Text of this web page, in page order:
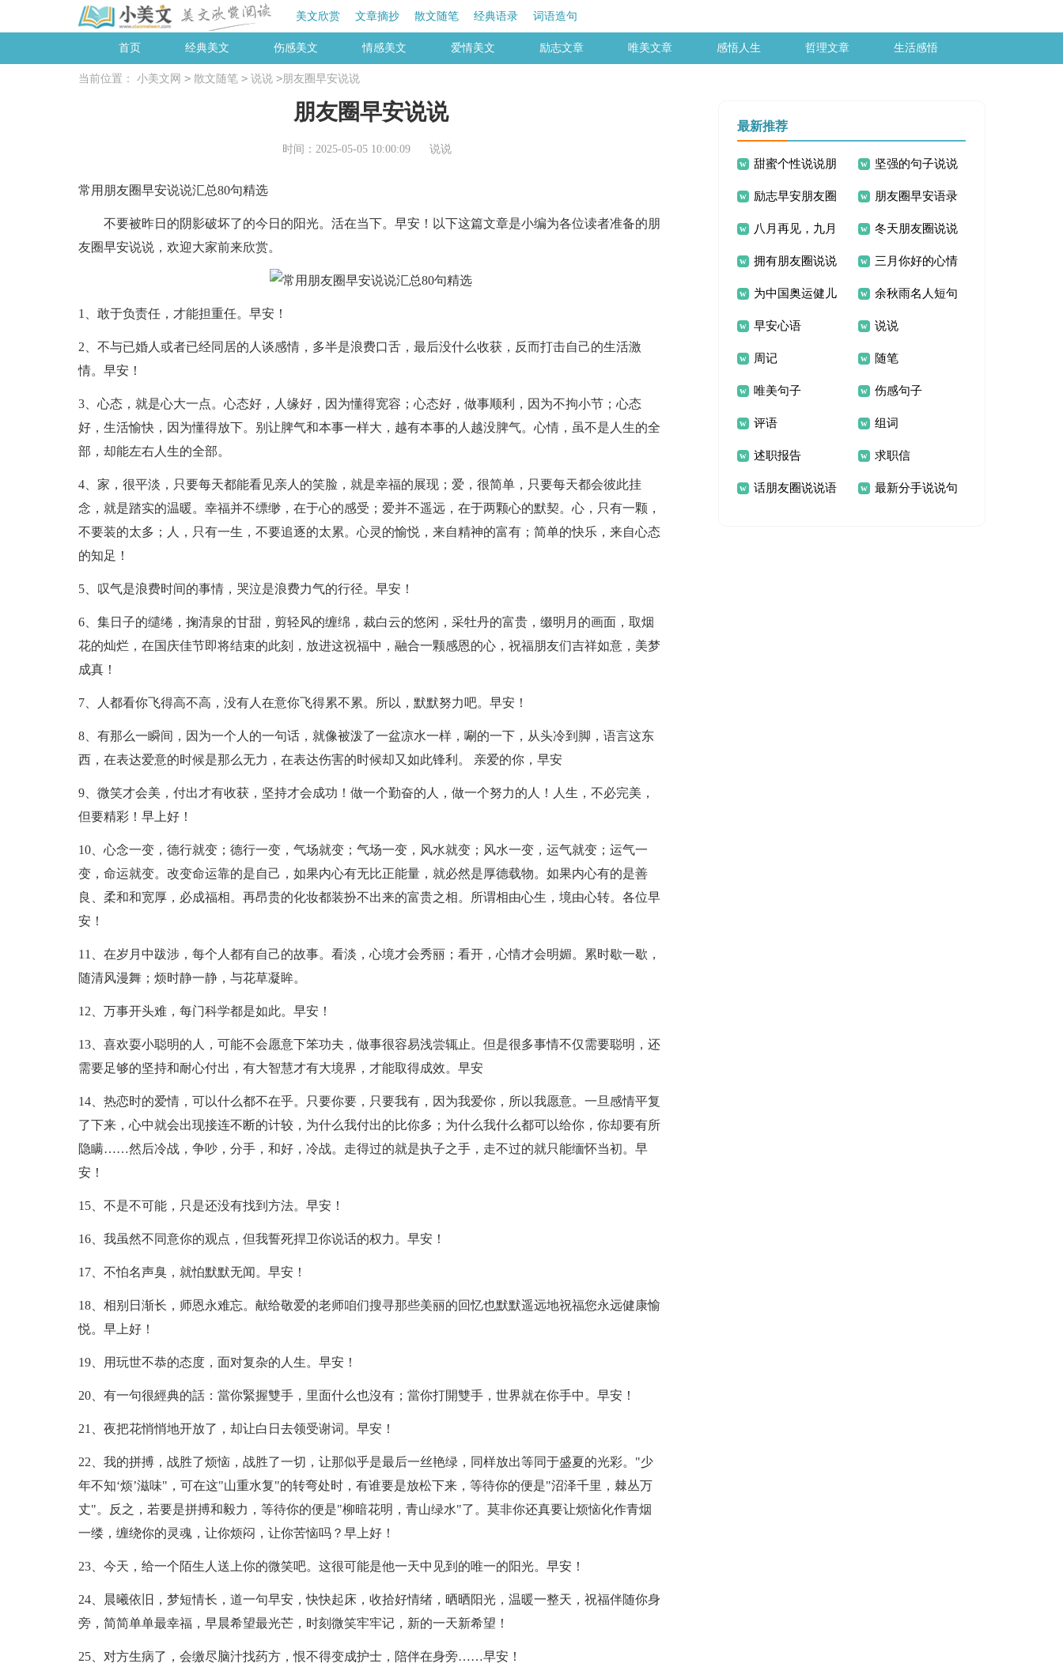
美文欣赏 文章摘抄 散文随笔 经典语录 词语造句
首页 经典美文 伤感美文 情感美文 爱情美文 励志文章 唯美文章 感悟人生 哲理文章 生活感悟
当前位置： 小美文网 > 散文随笔 > 说说 >朋友圈早安说说
朋友圈早安说说
时间：2025-05-05 10:00:09 说说
常用朋友圈早安说说汇总80句精选
不要被昨日的阴影破坏了的今日的阳光。活在当下。早安！以下这篇文章是小编为各位读者准备的朋
友圈早安说说，欢迎大家前来欣赏。
1、敢于负责任，才能担重任。早安！
2、不与已婚人或者已经同居的人谈感情，多半是浪费口舌，最后没什么收获，反而打击自己的生活激
情。早安！
3、心态，就是心大一点。心态好，人缘好，因为懂得宽容；心态好，做事顺利，因为不拘小节；心态
好，生活愉快，因为懂得放下。别让脾气和本事一样大，越有本事的人越没脾气。心情，虽不是人生的全
部，却能左右人生的全部。
4、家，很平淡，只要每天都能看见亲人的笑脸，就是幸福的展现；爱，很简单，只要每天都会彼此挂
念，就是踏实的温暖。幸福并不缥缈，在于心的感受；爱并不遥远，在于两颗心的默契。心，只有一颗，
不要装的太多；人，只有一生，不要追逐的太累。心灵的愉悦，来自精神的富有；简单的快乐，来自心态
的知足！
5、叹气是浪费时间的事情，哭泣是浪费力气的行径。早安！
6、集日子的缱绻，掬清泉的甘甜，剪轻风的缠绵，裁白云的悠闲，采牡丹的富贵，缀明月的画面，取烟
花的灿烂，在国庆佳节即将结束的此刻，放进这祝福中，融合一颗感恩的心，祝福朋友们吉祥如意，美梦
成真！
7、人都看你飞得高不高，没有人在意你飞得累不累。所以，默默努力吧。早安！
8、有那么一瞬间，因为一个人的一句话，就像被泼了一盆凉水一样，唰的一下，从头冷到脚，语言这东
西，在表达爱意的时候是那么无力，在表达伤害的时候却又如此锋利。 亲爱的你，早安
9、微笑才会美，付出才有收获，坚持才会成功！做一个勤奋的人，做一个努力的人！人生，不必完美，
但要精彩！早上好！
10、心念一变，德行就变；德行一变，气场就变；气场一变，风水就变；风水一变，运气就变；运气一
变，命运就变。改变命运靠的是自己，如果内心有无比正能量，就必然是厚德载物。如果内心有的是善
良、柔和和宽厚，必成福相。再昂贵的化妆都装扮不出来的富贵之相。所谓相由心生，境由心转。各位早
安！
11、在岁月中跋涉，每个人都有自己的故事。看淡，心境才会秀丽；看开，心情才会明媚。累时歇一歇，
随清风漫舞；烦时静一静，与花草凝眸。
12、万事开头难，每门科学都是如此。早安！
13、喜欢耍小聪明的人，可能不会愿意下笨功夫，做事很容易浅尝辄止。但是很多事情不仅需要聪明，还
需要足够的坚持和耐心付出，有大智慧才有大境界，才能取得成效。早安
14、热恋时的爱情，可以什么都不在乎。只要你要，只要我有，因为我爱你，所以我愿意。一旦感情平复
了下来，心中就会出现接连不断的计较，为什么我付出的比你多；为什么我什么都可以给你，你却要有所
隐瞒……然后冷战，争吵，分手，和好，冷战。走得过的就是执子之手，走不过的就只能缅怀当初。早
安！
15、不是不可能，只是还没有找到方法。早安！
16、我虽然不同意你的观点，但我誓死捍卫你说话的权力。早安！
17、不怕名声臭，就怕默默无闻。早安！
18、相别日渐长，师恩永难忘。献给敬爱的老师咱们搜寻那些美丽的回忆也默默遥远地祝福您永远健康愉
悦。早上好！
19、用玩世不恭的态度，面对复杂的人生。早安！
20、有一句很經典的話：當你緊握雙手，里面什么也沒有；當你打開雙手，世界就在你手中。早安！
21、夜把花悄悄地开放了，却让白日去领受谢词。早安！
22、我的拼搏，战胜了烦恼，战胜了一切，让那似乎是最后一丝艳绿，同样放出等同于盛夏的光彩。"少
年不知‘烦’滋味"，可在这"山重水复"的转弯处时，有谁要是放松下来，等待你的便是"沼泽千里，棘丛万
丈"。反之，若要是拼搏和毅力，等待你的便是"柳暗花明，青山绿水"了。莫非你还真要让烦恼化作青烟
一缕，缠绕你的灵魂，让你烦闷，让你苦恼吗？早上好！
23、今天，给一个陌生人送上你的微笑吧。这很可能是他一天中见到的唯一的阳光。早安！
24、晨曦依旧，梦短情长，道一句早安，快快起床，收拾好情绪，晒晒阳光，温暖一整天，祝福伴随你身
旁，简简单单最幸福，早晨希望最光芒，时刻微笑牢牢记，新的一天新希望！
25、对方生病了，会缴尽脑汁找药方，恨不得变成护士，陪伴在身旁……早安！
最新推荐
甜蜜个性说说朋
友圈
坚强的句子说说
心情短语 生病了坚
强的心情说说
励志早安朋友圈
说说
朋友圈早安语录
说说
八月再见，九月
你好说说句子
冬天朋友圈说说
文案
拥有朋友圈说说
语录
三月你好的心情
说说
为中国奥运健儿
加油的说说
余秋雨名人短句
说说
早安心语 说说
周记 随笔
唯美句子 伤感句子
评语 组词
述职报告 求职信
话朋友圈说说语 最新分手说说句